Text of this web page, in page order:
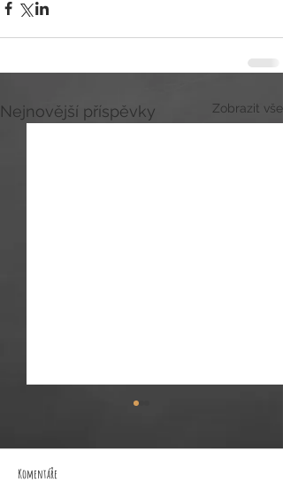
Nejnovější příspěvky Zobrazit vše
Komentáře